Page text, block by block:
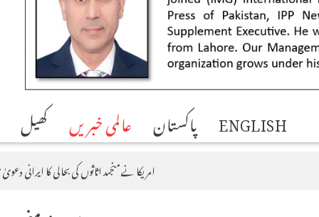
کھیل عالمی خبریں پاکستان ENGLISH
امریکا نے منجمد اثاثوں کی بحالی کا ایرانی